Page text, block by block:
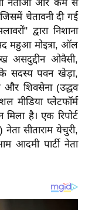
नेताओं और कम से
चेतावनी दी गई
द्वारा निशाना
महुआ मोइत्रा, ऑल
असदुद्दीन ओवैसी,
के सदस्य पवन खेड़ा,
और शिवसेना (उद्धव
मीडिया प्लेटफॉर्म
है। एक रिपोर्ट
नेता सीताराम येचुरी,
आदमी पार्टी नेता